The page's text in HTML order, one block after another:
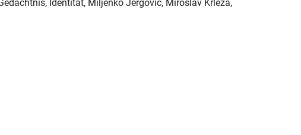
Identität, Miljenko Jergovic, Miroslav Krleža,